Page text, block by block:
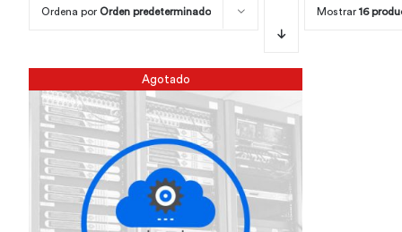
Ordena por Orden predeterminado Mostrar 16
Agotado